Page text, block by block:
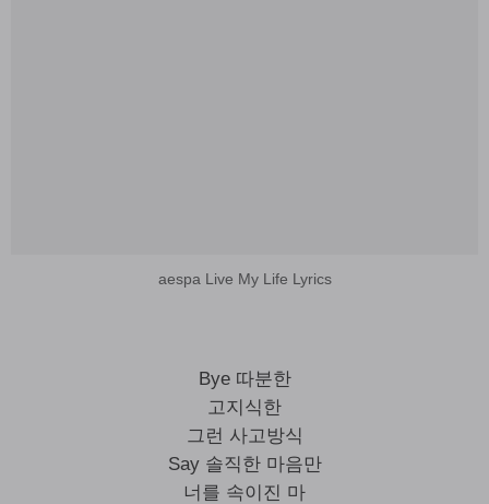
aespa Live My Life Lyrics
Bye 따분한
고지식한
그런 사고방식
Say 솔직한 마음만
너를 속이진 마